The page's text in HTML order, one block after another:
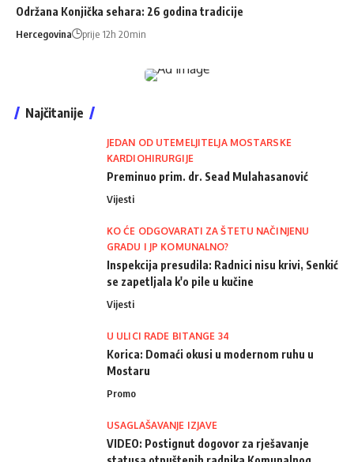
Održana Konjička sehara: 26 godina tradicije
Hercegovina prije 12h 20min
Najčitanije
JEDAN OD UTEMELJITELJA MOSTARSKE
KARDIOHIRURGIJE
Preminuo prim. dr. Sead Mulahasanović
Vijesti
KO ĆE ODGOVARATI ZA ŠTETU NAČINJENU
GRADU I JP KOMUNALNO?
Inspekcija presudila: Radnici nisu krivi, Senkić
se zapetljala k'o pile u kučine
Vijesti
U ULICI RADE BITANGE 34
Korica: Domaći okusi u modernom ruhu u
Mostaru
Promo
USAGLAŠAVANJE IZJAVE
VIDEO: Postignut dogovor za rješavanje